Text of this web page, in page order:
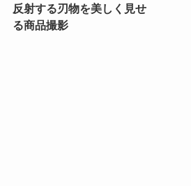
反射する刃物を美しく見せ
る商品撮影